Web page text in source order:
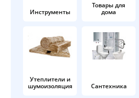
Инструменты
Товары для
дома
Утеплители и
шумоизоляция
Сантехника